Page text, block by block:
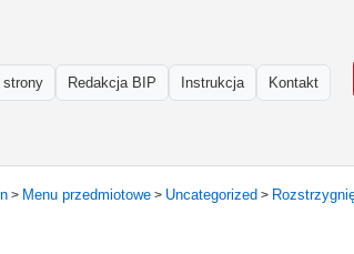
strony Redakcja BIP Instrukcja Kontakt
> Menu przedmiotowe > Uncategorized >